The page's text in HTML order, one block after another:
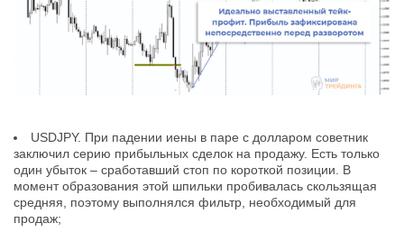
USDJPY. При падении иены в паре с долларом советник
заключил серию прибыльных сделок на продажу. Есть только
один убыток – сработавший стоп по короткой позиции. В
момент образования этой шпильки пробивалась скользящая
средняя, поэтому выполнялся фильтр, необходимый для
продаж;